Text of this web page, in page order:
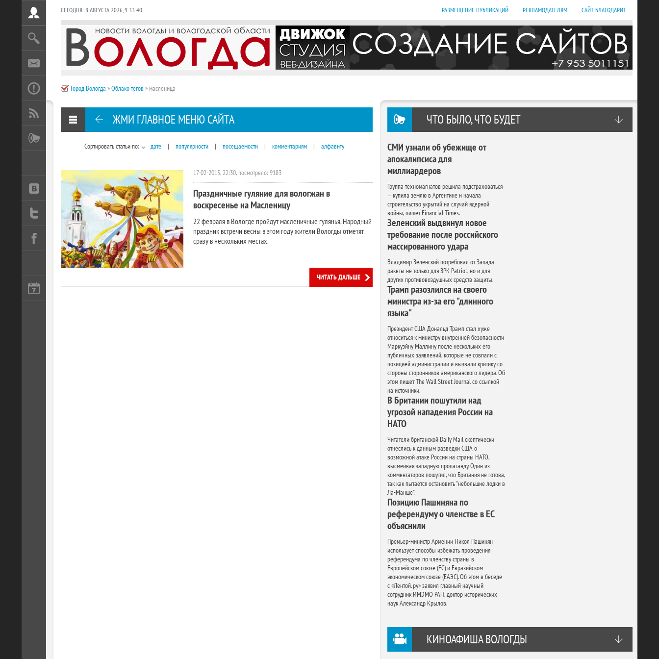
РАЗМЕЩЕНИЕ ПУБЛИКАЦИЙ РЕКЛАМОДАТЕЛЯМ САЙТ БЛАГОДАРИТ
СЕГОДНЯ:8 АВГУСТА 2026,9:33:41
Город Вологда »Облако тегов » масленица
ЖМИ ГЛАВНОЕ МЕНЮ САЙТА
Сортировать статьи по: дате | популярности | посещаемости | комментариям | алфавиту
17-02-2015, 22:30, посмотрело: 9183
Праздничные гуляние для вологжан в
воскресенье на Масленицу
22 февраля в Вологде пройдут масленичные гулянья. Народный
праздник встречи весны в этом году жители Вологды отметят
сразу в нескольких местах.
ЧИТАТЬ ДАЛЬШЕ
ЧТО БЫЛО, ЧТО БУДЕТ
СМИ узнали об убежище от
апокалипсиса для
миллиардеров
Группа техномагнатов решила подстраховаться
— купила землю в Аргентине и начала
строительство укрытий на случай ядерной
войны, пишет Financial Times.
Зеленский выдвинул новое
требование после российского
массированного удара
Владимир Зеленский потребовал от Запада
ракеты не только для ЗРК Patriot, но и для
других противовоздушных средств защиты.
Трамп разозлился на своего
министра из-за его "длинного
языка"
Президент США Дональд Трамп стал хуже
относиться к министру внутренней безопасности
Маркуэйну Маллину после нескольких его
публичных заявлений, которые не совпали с
позицией администрации и вызвали критику со
стороны сторонников американского лидера. Об
этом пишет The Wall Street Journal со ссылкой
на источники.
В Британии пошутили над
угрозой нападения России на
НАТО
Читатели британской Daily Mail скептически
отнеслись к данным разведки США о
возможной атаке России на страны НАТО,
высмеивая западную пропаганду. Один из
комментаторов пошутил, что Британия не готова,
так как пытается остановить "небольшие лодки в
Ла-Манше".
Позицию Пашиняна по
референдуму о членстве в ЕС
объяснили
Премьер-министр Армении Никол Пашинян
использует способы избежать проведения
референдума по членству страны в
Европейском союзе (ЕС) и Евразийском
экономическом союзе (ЕАЭС). Об этом в беседе
с «Лентой. ру» заявил главный научный
сотрудник ИМЭМО РАН, доктор исторических
наук Александр Крылов.
КИНОАФИША ВОЛОГДЫ